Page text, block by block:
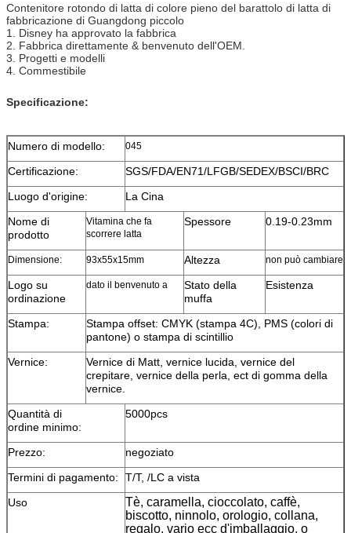
Contenitore rotondo di latta di colore pieno del barattolo di latta di
fabbricazione di Guangdong piccolo
1. Disney ha approvato la fabbrica
2. Fabbrica direttamente & benvenuto dell'OEM.
3. Progetti e modelli
4. Commestibile
Specificazione:
Numero di modello: 045
Certificazione:
SGS/FDA/EN71/LFGB/SEDEX/BSCI/BRC
Luogo d'origine:
La Cina
Nome di
prodotto
Vitamina che fa
scorrere latta
Spessore 0.19-0.23mm
Dimensione: 93x55x15mm Altezza non può cambiare
Logo su
ordinazione
dato il benvenuto a
Stato della
muffa
Esistenza
Stampa:
Stampa offset: CMYK (stampa 4C), PMS (colori di
pantone) o stampa di scintillio
Vernice:
Vernice di Matt, vernice lucida, vernice del
crepitare, vernice della perla, ect di gomma della
vernice.
Quantità di
ordine minimo:
5000pcs
Prezzo:
negoziato
Termini di pagamento:
T/T, /LC a vista
Uso
Tè, caramella, cioccolato, caffè,
biscotto, ninnolo, orologio, collana,
regalo, vario ecc d'imballaggio, o